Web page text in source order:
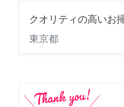
クオリティの高いお
東京都